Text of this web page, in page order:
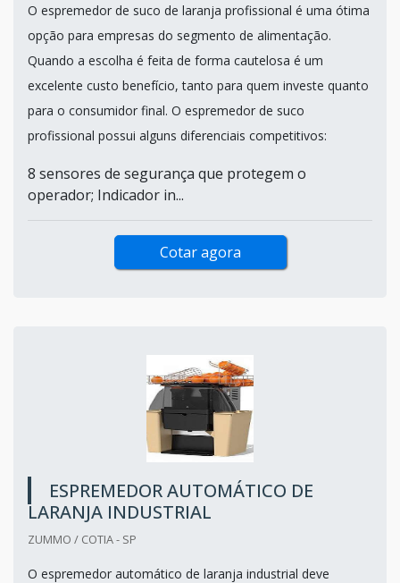
O espremedor de suco de laranja profissional é uma ótima
opção para empresas do segmento de alimentação.
Quando a escolha é feita de forma cautelosa é um
excelente custo benefício, tanto para quem investe quanto
para o consumidor final. O espremedor de suco
profissional possui alguns diferenciais competitivos:
8 sensores de segurança que protegem o
operador; Indicador in...
Cotar agora
ESPREMEDOR AUTOMÁTICO DE
LARANJA INDUSTRIAL
ZUMMO / COTIA - SP
O espremedor automático de laranja industrial deve